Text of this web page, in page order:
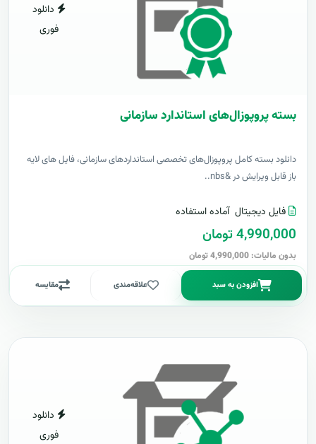
دانلود
فوری
بسته پروپوزال‌های استاندارد سازمانی
دانلود بسته کامل پروپوزال‌های تخصصی استانداردهای سازمانی، فایل های لایه
باز قابل ویرایش در &nbs..
فایل دیجیتال آماده استفاده
4,990,000 تومان
بدون مالیات: 4,990,000 تومان
افزودن به سبد علاقه‌مندی مقایسه
دانلود
فوری